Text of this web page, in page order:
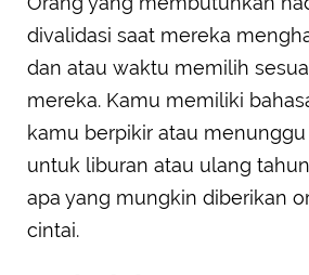
divalidasi saat mereka
dan atau waktu memilih
mereka. Kamu memiliki
kamu berpikir atau
untuk liburan atau ulang
apa yang mungkin diberikan
cintai.